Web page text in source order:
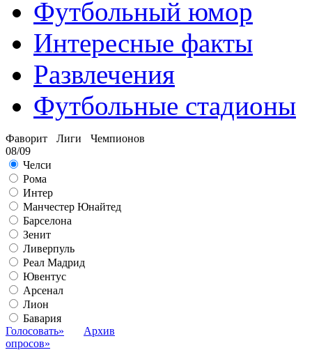
Футбольный юмор
Интересные факты
Развлечения
Футбольные стадионы
Фаворит Лиги Чемпионов
08/09
Челси
Рома
Интер
Манчестер Юнайтед
Барселона
Зенит
Ливерпуль
Реал Мадрид
Ювентус
Арсенал
Лион
Бавария
Голосовать»
Архив
опросов»